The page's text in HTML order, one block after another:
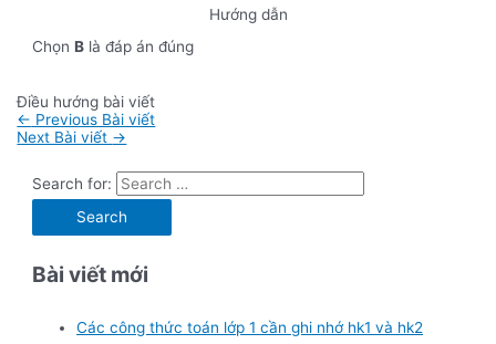
Hướng dẫn
ChọnB là đáp án đúng
Điều hướng bài viết
← Previous Bài viết
Next Bài viết →
Search for:
Bài viết mới
Các công thức toán lớp 1 cần ghi nhớ hk1 và hk2